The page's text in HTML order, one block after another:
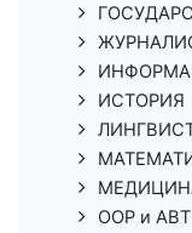
ИСТОРИЯ
ООР и